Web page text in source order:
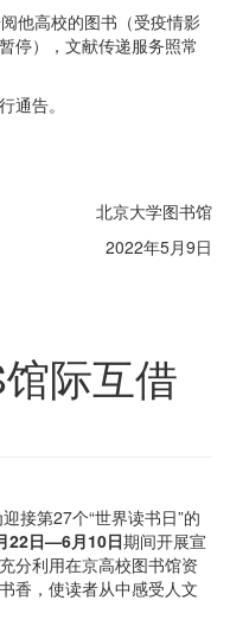
他高校的图书（受疫情影
停），文献传递服务照常
通告。
北京大学图书馆
2022年5月9日
际互借
迎接第27个“世界读书日”的
22日—6月10日期间开展宣
分利用在京高校图书馆资
香，使读者从中感受人文